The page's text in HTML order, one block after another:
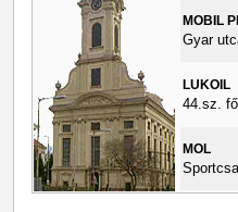
MOBIL
Gyar
LUKOIL
44.sz.
MOL